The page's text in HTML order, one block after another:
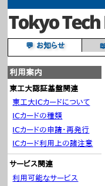
💬 お知らせ
利用案内
東工大認証基盤関連
東工大ICカードについて
ICカードの種類
ICカードの申請・再発行
ICカード利用上の諸注意
サービス関連
利用可能なサービス